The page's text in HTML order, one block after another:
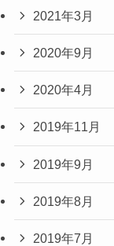
2021年3月
2020年9月
2020年4月
2019年11月
2019年9月
2019年8月
2019年7月